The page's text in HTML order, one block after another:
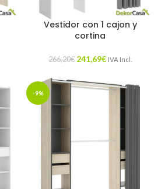
Vestidor con 1 cajon y
cortina
266,20€ 241,69€ IVA Incl.
-9%